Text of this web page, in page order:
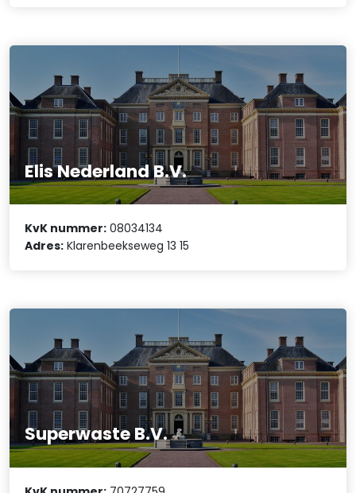
Elis Nederland B.V.
KvK nummer: 08034134
Adres: Klarenbeekseweg 13 15
Superwaste B.V.